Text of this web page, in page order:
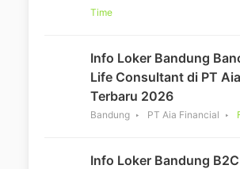
Time
Info Loker Bandung
Life Consultant di PT
Terbaru 2026
Bandung PT Aia Financial
Info Loker Bandung